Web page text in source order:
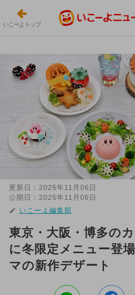
いこーよトップ
更新日： 2025年11月06日
公開日： 2025年11月06日
いこーよ編集部
東京・大阪・博多の
に冬限定メニュー登
マの新作デザート